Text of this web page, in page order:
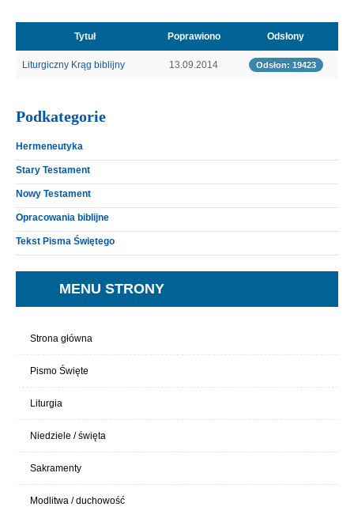
Tytuł Poprawiono Odsłony
Liturgiczny Krąg biblijny 13.09.2014 Odsłon: 19423
Podkategorie
Hermeneutyka
Stary Testament
Nowy Testament
Opracowania biblijne
Tekst Pisma Świętego
MENU STRONY
Strona główna
Pismo Święte
Liturgia
Niedziele / święta
Sakramenty
Modlitwa / duchowość